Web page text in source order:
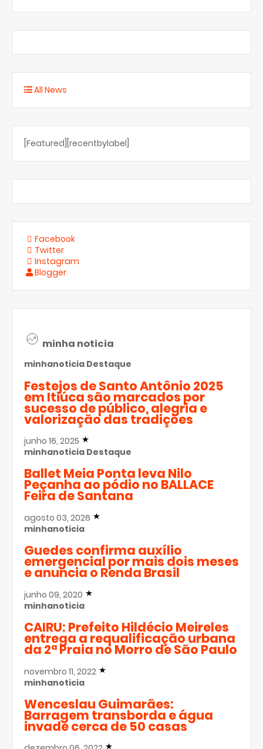
All News
[Featured][recentbylabel]
Facebook
Twitter
Instagram
Blogger
minha noticia
minhanoticia Destaque
Festejos de Santo Antônio 2025
em Itiúca são marcados por
sucesso de público, alegria e
valorização das tradições
junho 16, 2025
minhanoticia Destaque
Ballet Meia Ponta leva Nilo
Peçanha ao pódio no BALLACE
Feira de Santana
agosto 03, 2026
minhanoticia
Guedes confirma auxílio
emergencial por mais dois meses
e anuncia o Renda Brasil
junho 09, 2020
minhanoticia
CAIRU: Prefeito Hildécio Meireles
entrega a requalificação urbana
da 2ª Praia no Morro de São Paulo
novembro 11, 2022
minhanoticia
Wenceslau Guimarães:
Barragem transborda e água
invade cerca de 50 casas